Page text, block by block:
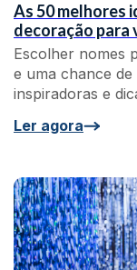
As 50 melhores
decoração para
Escolher nomes
e uma chance de
inspiradoras e
Ler agora